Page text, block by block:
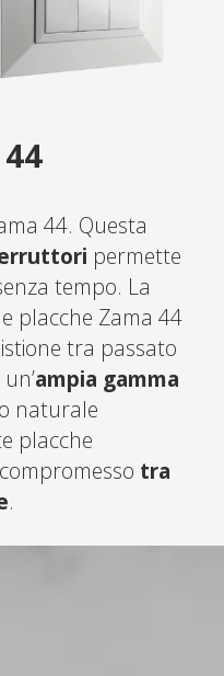
44. Questa
permette
tempo. La
placche Zama 44
tra passato
ampia gamma
naturale
placche
tra
.